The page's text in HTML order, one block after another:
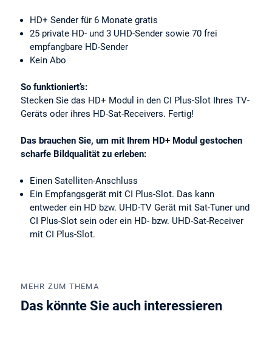
HD+ Sender für 6 Monate gratis
25 private HD- und 3 UHD-Sender sowie 70 frei
empfangbare HD-Sender
Kein Abo
So funktioniert’s:
Stecken Sie das HD+ Modul in den CI Plus-Slot Ihres TV-
Geräts oder ihres HD-Sat-Receivers. Fertig!
Das brauchen Sie, um mit Ihrem HD+ Modul gestochen
scharfe Bildqualität zu erleben:
Einen Satelliten-Anschluss
Ein Empfangsgerät mit CI Plus-Slot. Das kann
entweder ein HD bzw. UHD-TV Gerät mit Sat-Tuner und
CI Plus-Slot sein oder ein HD- bzw. UHD-Sat-Receiver
mit CI Plus-Slot.
MEHR ZUM THEMA
Das könnte Sie auch interessieren